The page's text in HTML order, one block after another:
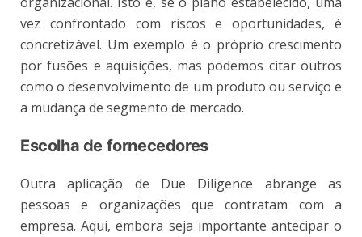
vez confrontado com riscos e oportunidades, é
concretizável. Um exemplo é o próprio crescimento
por fusões e aquisições, mas podemos citar outros
como o desenvolvimento de um produto ou serviço e
a mudança de segmento de mercado.
Escolha de fornecedores
Outra aplicação de Due Diligence abrange as
pessoas e organizações que contratam com a
empresa. Aqui, embora seja importante antecipar o